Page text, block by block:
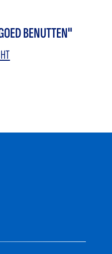
BENUTTEN"